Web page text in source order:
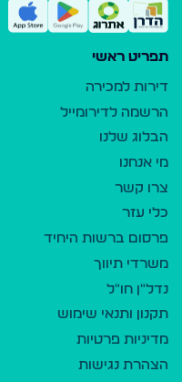
תפריט ראשי
דירות למכירה
הרשמה לדירומייל
הבלוג שלנו
מי אנחנו
צרו קשר
כלי עזר
פרסום ברשות היחיד
משרדי תיווך
נדל"ן חו"ל
תקנון ותנאי שימוש
מדיניות פרטיות
הצהרת נגישות